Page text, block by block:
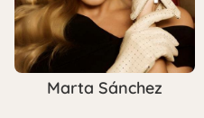
Marta Sánchez